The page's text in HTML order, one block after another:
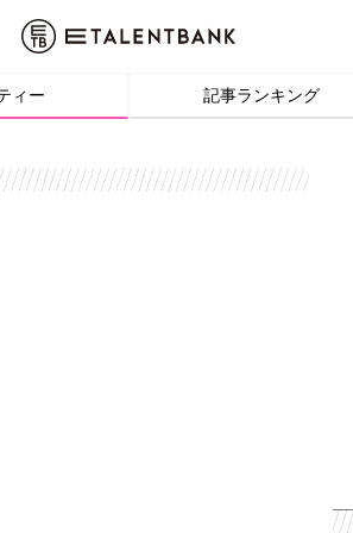
ィー 記事ランキング